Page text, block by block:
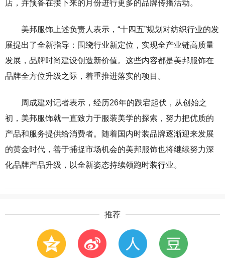
店，并预备在接下来的月份进行更多的品牌传播活动。
美邦服饰上述负责人表示，“十四五”规划对纺织行业的发
展提出了全新指导：围绕行业新定位，实现全产业链高质量
发展，品牌时尚建设创造新价值。这些内容都是美邦服饰在
品牌全方位升级之际，着重推进落实的项目。
周成建对记者表示，经历26年的跌宕起伏，从创始之
初，美邦服饰就一直致力于服装美学的探索，努力把优质的
产品和服务提供给消费者。随着国内时装品牌逐渐迎来发展
的黄金时代，善于捕捉市场机会的美邦服饰也将继续努力深
化品牌产品升级，以全新姿态持续领跑时装行业。
推荐